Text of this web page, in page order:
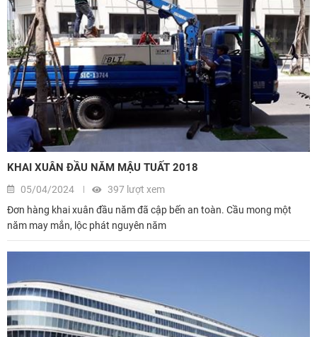
KHAI XUÂN ĐẦU NĂM MẬU TUẤT 2018
05/04/2024
397 lượt xem
Đơn hàng khai xuân đầu năm đã cập bến an toàn. Cầu mong một
năm may mắn, lộc phát nguyên năm